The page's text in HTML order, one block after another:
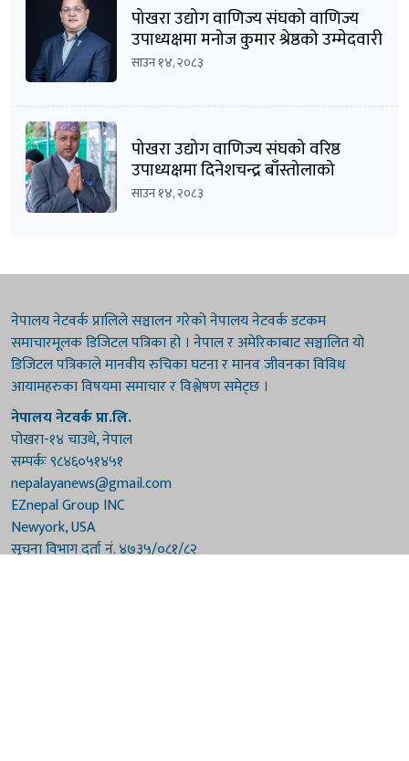
पोखरा उद्योग वाणिज्य संघको वाणिज्य
उपाध्यक्षमा मनोज कुमार श्रेष्ठको उम्मेदवारी
घोषणा
साउन १४, २०८३
पोखरा उद्योग वाणिज्य संघको वरिष्ठ
उपाध्यक्षमा दिनेशचन्द्र बाँस्तोलाको
उम्मेदवारी घोषणा
साउन १४, २०८३
नेपालय नेटवर्क प्रालिले सञ्चालन गरेको नेपालय नेटवर्क डटकम
समाचारमूलक डिजिटल पत्रिका हो । नेपाल र अमेरिकाबाट सञ्चालित यो
डिजिटल पत्रिकाले मानवीय रुचिका घटना र मानव जीवनका विविध
आयामहरुका विषयमा समाचार र विश्लेषण समेट्छ ।
नेपालय नेटवर्क प्रा.लि.
पोखरा-१४ चाउथे, नेपाल
सम्पर्कः ९८४६०५१४५१
nepalayanews@gmail.com
EZnepal Group INC
Newyork, USA
सूचना विभाग दर्ता नं. ४७३५/०८१/८२